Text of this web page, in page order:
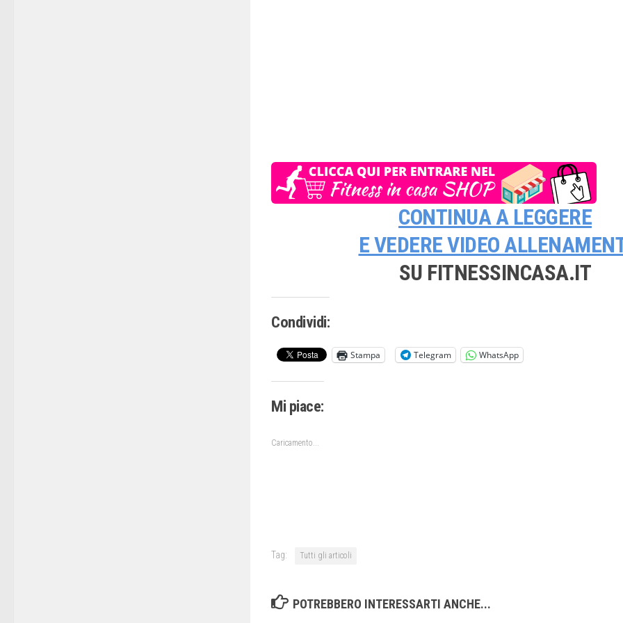
CONTINUA A LEGGERE
E VEDEREVIDEO
SU FITNESSINCASA.IT
Condividi:
Stampa Telegram WhatsApp
Mi piace:
Caricamento...
Tag: Tutti gli articoli
POTREBBERO INTERESSARTI ANCHE...